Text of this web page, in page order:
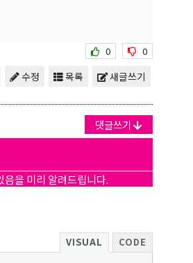
0 0
새글쓰기
목록
수정
댓글쓰기
을 미리 알려드립니다.
VISUAL CODE